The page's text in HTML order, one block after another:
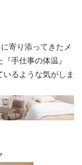
寄り添ってきたメ
手仕事の体温』
るような気がしま